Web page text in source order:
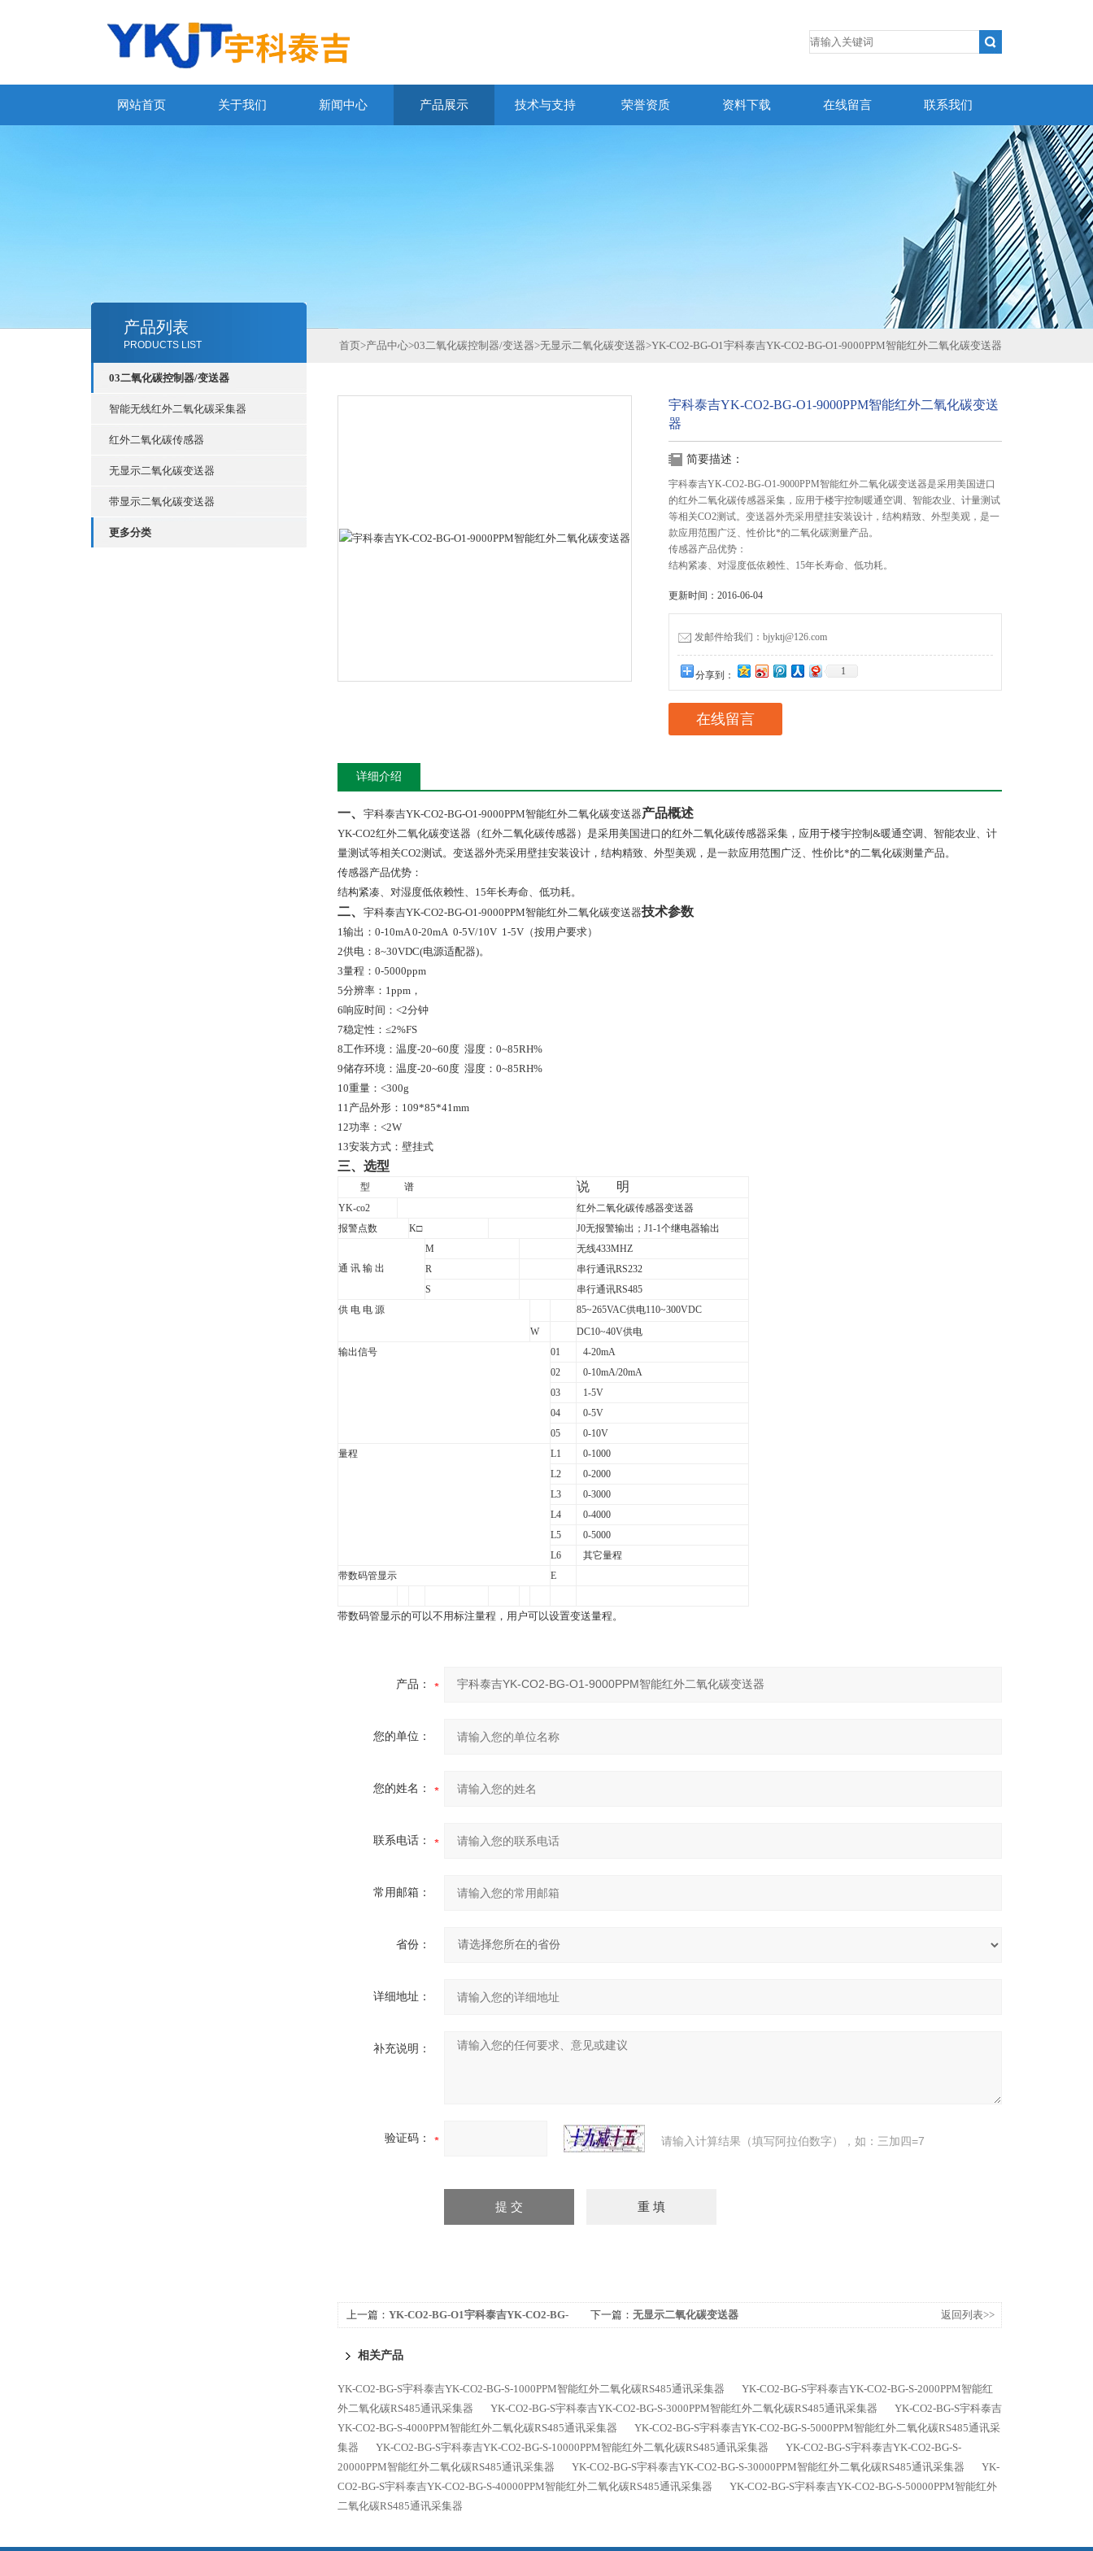
网站首页 关于我们 新闻中心 产品展示 技术与支持 荣誉资质 资料下载 在线留言 联系我们
产品列表
PRODUCTS LIST
03二氧化碳控制器/变送器
智能无线红外二氧化碳采集器
红外二氧化碳传感器
无显示二氧化碳变送器
带显示二氧化碳变送器
更多分类
首页>产品中心>03二氧化碳控制器/变送器>无显示二氧化碳变送器>YK-CO2-BG-O1宇科泰吉YK-CO2-BG-O1-9000PPM智能红外二氧化碳变送器
宇科泰吉YK-CO2-BG-O1-9000PPM智能红外二氧化碳变送
器
简要描述：
宇科泰吉YK-CO2-BG-O1-9000PPM智能红外二氧化碳变送器是采用美国进口
的红外二氧化碳传感器采集，应用于楼宇控制暖通空调、智能农业、计量测试
等相关CO2测试。变送器外壳采用壁挂安装设计，结构精致、外型美观，是一
款应用范围广泛、性价比*的二氧化碳测量产品。
传感器产品优势：
结构紧凑、对湿度低依赖性、15年长寿命、低功耗。
更新时间：2016-06-04
发邮件给我们：bjyktj@126.com
分享到： 1
在线留言
详细介绍
一、 宇科泰吉YK-CO2-BG-O1-9000PPM智能红外二氧化碳变送器产品概述
YK-CO2红外二氧化碳变送器（红外二氧化碳传感器）是采用美国进口的红外二氧化碳传感器采集，应用于楼宇控制 &暖通空调、智能农业、计
量测试等相关CO2测试。变送器外壳采用壁挂安装设计，结构精致、外型美观，是一款应用范围广泛、性价比*的二氧化碳测量产品。
传感器产品优势：
结构紧凑、对湿度低依赖性、 15年长寿命、低功耗。
二、 宇科泰吉YK-CO2-BG-O1-9000PPM智能红外二氧化碳变送器技术参数
1输出： 0-10mA 0-20mA 0-5V/10V 1-5V （按用户要求）
2供电： 8~30VDC(电源适配器)。
3量程： 0-5000ppm
5分辨率： 1ppm ，
6响应时间：<2分钟
7稳定性： ≤2%FS
8工作环境：温度-20~60度 湿度： 0~85RH%
9储存环境：温度-20~60度 湿度： 0~85RH%
10重量： <300g
11产品外形： 109*85*41mm
12功率： <2W
13安装方式：壁挂式
三、 选型
型 谱 说 明
YK-co2
红外二氧化碳传感器变送器
报警点数
K□ J0无报警输出；J1-1个继电器输出
通 讯 输 出
M
无线433MHZ
R
串行通讯RS232
S
串行通讯RS485
供 电 电 源
85~265VAC供电110~300VDC
W
DC10~40V供电
输出信号
01
4-20mA
02
0-10mA/20mA
03
1-5V
04
0-5V
05
0-10V
量程
L1
0-1000
L2
0-2000
L3
0-3000
L4
0-4000
L5
0-5000
L6
其它量程
带数码管显示
E
带数码管显示的可以不用标注量程，用户可以设置变送量程。
产品：
您的单位：
您的姓名：
联系电话：
常用邮箱：
省份：
详细地址：
补充说明：
验证码： 请输入计算结果（填写阿拉伯数字），如：三加四=7
上一篇： YK-CO2-BG-O1宇科泰吉YK-CO2-BG-
下一篇： 无显示二氧化碳变送器 返回列表>>
相关产品
YK-CO2-BG-S宇科泰吉YK-CO2-BG-S-1000PPM智能红外二氧化碳RS485通讯采集器
YK-CO2-BG-S宇科泰吉YK-CO2-BG-S-2000PPM智能红
外二氧化碳RS485通讯采集器
YK-CO2-BG-S宇科泰吉YK-CO2-BG-S-3000PPM智能红外二氧化碳RS485通讯采集器
YK-CO2-BG-S宇科泰吉
YK-CO2-BG-S-4000PPM智能红外二氧化碳RS485通讯采集器
YK-CO2-BG-S宇科泰吉YK-CO2-BG-S-5000PPM智能红外二氧化碳RS485通讯采
集器
YK-CO2-BG-S宇科泰吉YK-CO2-BG-S-10000PPM智能红外二氧化碳RS485通讯采集器
YK-CO2-BG-S宇科泰吉YK-CO2-BG-S-
20000PPM智能红外二氧化碳RS485通讯采集器
YK-CO2-BG-S宇科泰吉YK-CO2-BG-S-30000PPM智能红外二氧化碳RS485通讯采集器
YK-
CO2-BG-S宇科泰吉YK-CO2-BG-S-40000PPM智能红外二氧化碳RS485通讯采集器
YK-CO2-BG-S宇科泰吉YK-CO2-BG-S-50000PPM智能红外
二氧化碳RS485通讯采集器